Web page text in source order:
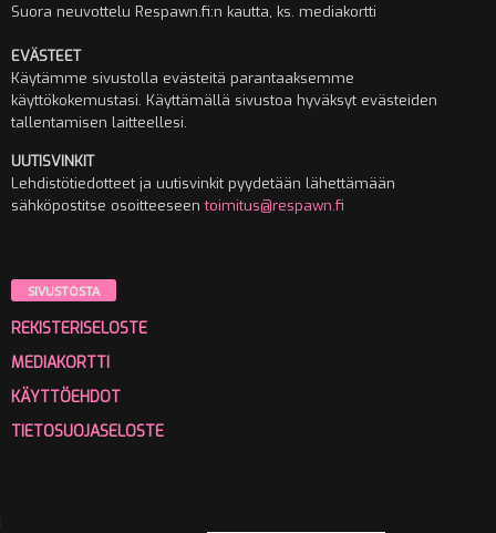
Suora neuvottelu Respawn.fi:n kautta, ks. mediakortti
EVÄSTEET
Käytämme sivustolla evästeitä parantaaksemme
käyttökokemustasi. Käyttämällä sivustoa hyväksyt evästeiden
tallentamisen laitteellesi.
UUTISVINKIT
Lehdistötiedotteet ja uutisvinkit pyydetään lähettämään
sähköpostitse osoitteeseentoimitus@respawn.fi
SIVUSTOSTA
REKISTERISELOSTE
MEDIAKORTTI
KÄYTTÖEHDOT
TIETOSUOJASELOSTE